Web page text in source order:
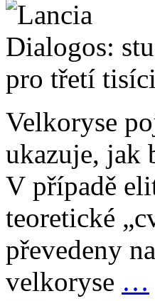
Velkoryse
ukazuje, jak
V případě
teoretické
převedeny
velkoryse …